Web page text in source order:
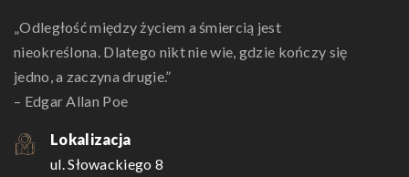
„Odległość między życiem a śmiercią jest
nieokreślona. Dlatego nikt nie wie, gdzie kończy się
jedno, a zaczyna drugie.”
– Edgar Allan Poe
Lokalizacja
ul. Słowackiego 8